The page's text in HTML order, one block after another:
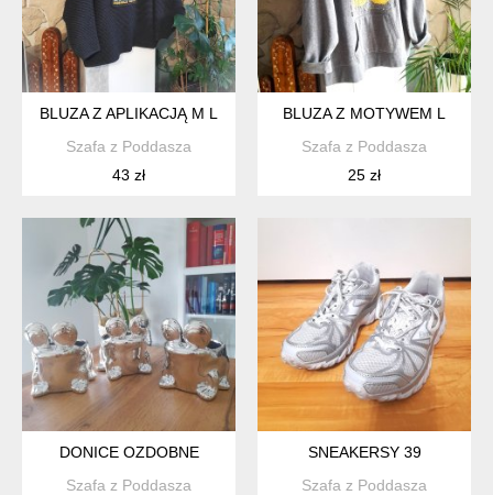
BLUZA Z APLIKACJĄ M L
Szafa z Poddasza
43 zł
BLUZA Z MOTYWEM L
Szafa z Poddasza
25 zł
DONICE OZDOBNE
Szafa z Poddasza
SNEAKERSY 39
Szafa z Poddasza